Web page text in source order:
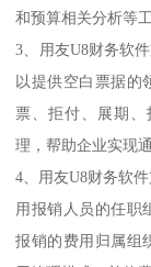
和预算相关分析等工
3、用友U8财务软
以提供空白票据的
票、拒付、展期
理，帮助企业实现
4、用友U8财务软
用报销人员的任职
报销的费用归属组